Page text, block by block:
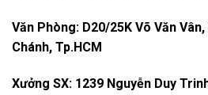
Văn Phòng: D20/25K Võ Văn
Chánh, Tp.HCM
Xưởng SX: 1239 Nguyễn Duy